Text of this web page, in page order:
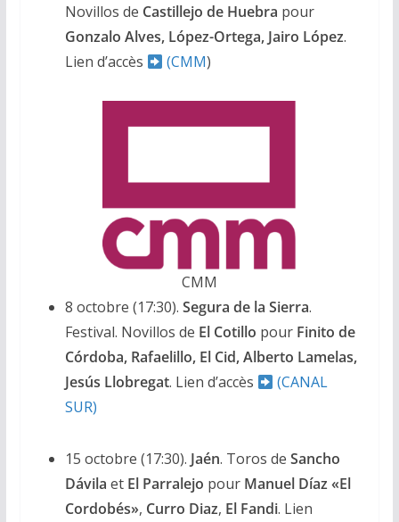
Novillos de Castillejo de Huebra pour
Gonzalo Alves, López-Ortega, Jairo López.
Lien d’accès
(CMM)
CMM
8 octobre (17:30). Segura de la Sierra.
Festival. Novillos de El Cotillo pour Finito de
Córdoba, Rafaelillo, El Cid, Alberto Lamelas,
Jesús Llobregat. Lien d’accès
(CANAL
SUR)
15 octobre (17:30). Jaén. Toros de Sancho
Dávila et El Parralejo pour Manuel Díaz «El
Cordobés», Curro Diaz, El Fandi. Lien